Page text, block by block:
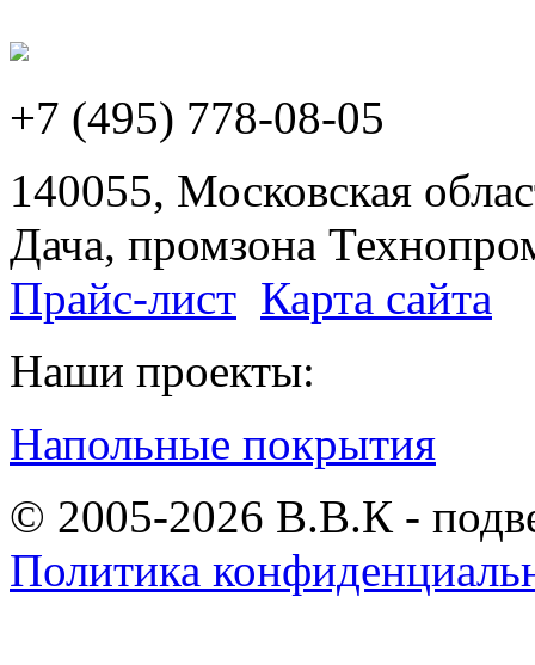
+7 (495) 778-08-05
140055, Московская
Дача, промзона
Прайс-лист Карта сайта
Наши проекты:
Напольные покрытия
© 2005-2026 В.В.К -
Политика